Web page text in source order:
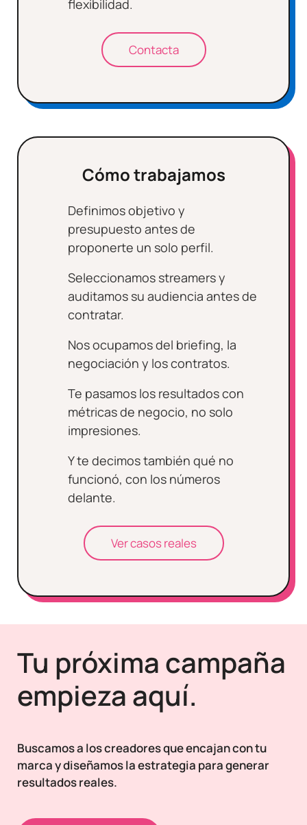
flexibilidad.
Contacta
Cómo trabajamos
Definimos objetivo y
presupuesto antes de
proponerte un solo perfil.
Seleccionamos streamers y
auditamos su audiencia antes de
contratar.
Nos ocupamos del briefing, la
negociación y los contratos.
Te pasamos los resultados con
métricas de negocio, no solo
impresiones.
Y te decimos también qué no
funcionó, con los números
delante.
Ver casos reales
Tu próxima campaña
empieza aquí.
Buscamos a los creadores que encajan con tu
marca y diseñamos la estrategia para generar
resultados reales.